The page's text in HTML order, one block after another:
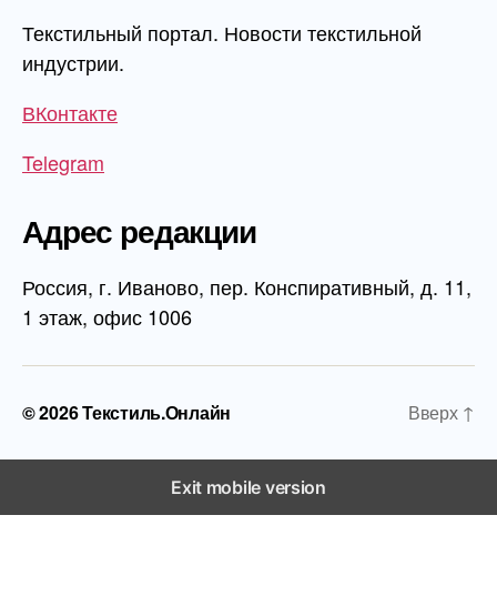
Текстильный портал. Новости текстильной
индустрии.
ВКонтакте
Telegram
Адрес редакции
Россия, г. Иваново, пер. Конспиративный, д. 11,
1 этаж, офис 1006
© 2026Текстиль.Онлайн Вверх ↑
Exit mobile version